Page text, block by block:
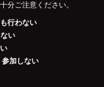
分ご注意ください。
行わない
い
加しない